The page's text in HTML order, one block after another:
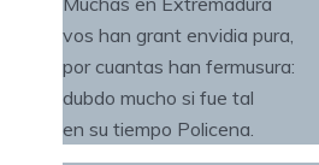
vos han grant envidia pura,
por cuantas han fermusura:
dubdo mucho si fue tal
en su tiempo Policena.